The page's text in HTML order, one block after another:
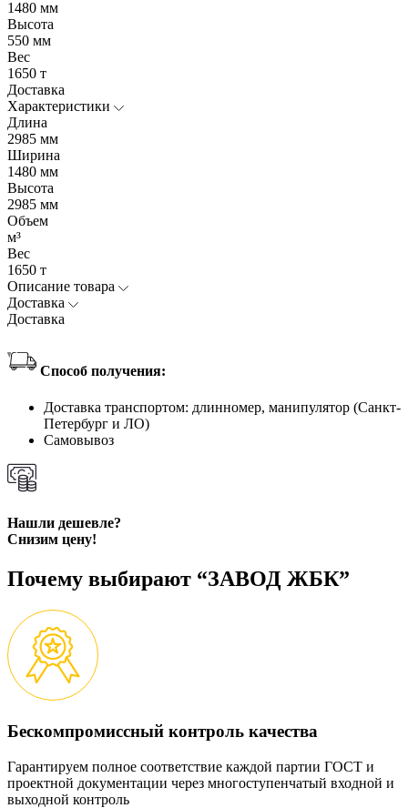
1480 мм
Высота
550 мм
Вес
1650 т
Доставка
Характеристики
Длина
2985 мм
Ширина
1480 мм
Высота
2985 мм
Объем
м³
Вес
1650 т
Описание товара
Доставка
Доставка
Способ получения:
Доставка транспортом: длинномер, манипулятор (Санкт-
Петербург и ЛО)
Самовывоз
Нашли дешевле?
Снизим цену!
Почему выбирают “ЗАВОД ЖБК”
Бескомпромиссный контроль качества
Гарантируем полное соответствие каждой партии ГОСТ и
проектной документации через многоступенчатый входной и
выходной контроль